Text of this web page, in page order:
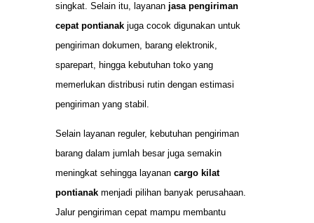
singkat. Selain itu, layanan jasa pengiriman
cepat pontianak juga cocok digunakan untuk
pengiriman dokumen, barang elektronik,
sparepart, hingga kebutuhan toko yang
memerlukan distribusi rutin dengan estimasi
pengiriman yang stabil.
Selain layanan reguler, kebutuhan pengiriman
barang dalam jumlah besar juga semakin
meningkat sehingga layanan cargo kilat
pontianak menjadi pilihan banyak perusahaan.
Jalur pengiriman cepat mampu membantu